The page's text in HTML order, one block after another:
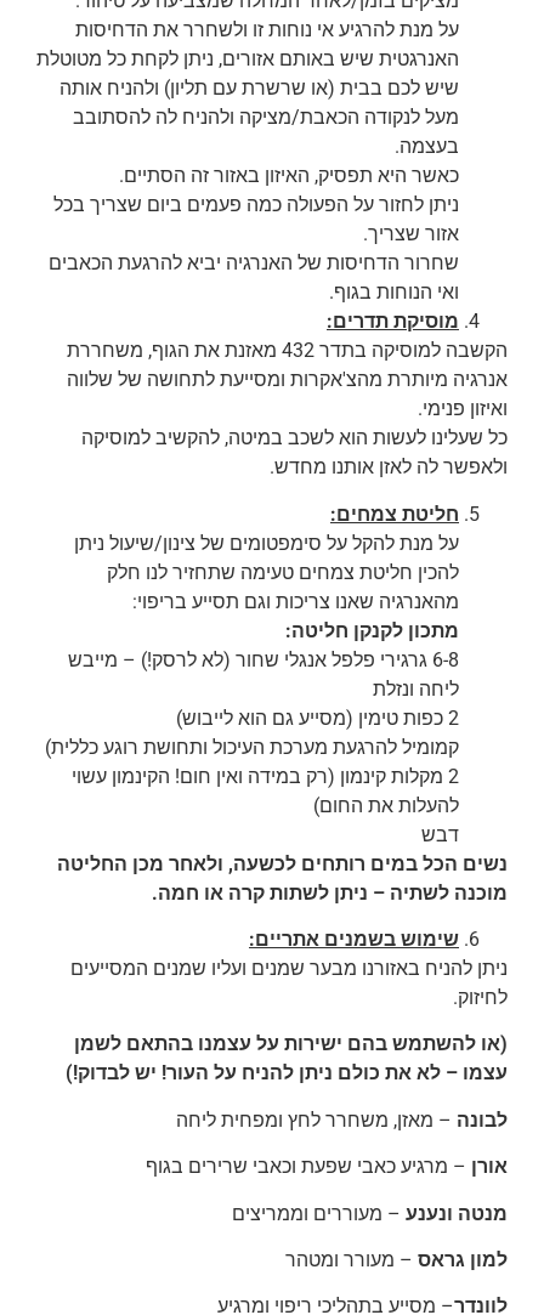
על מנת להרגיע אי נוחות זו ולשחרר את הדחיסות
האנרגטית שיש באותם אזורים, ניתן לקחת כל מטוטלת
שיש לכם בבית (או שרשרת עם תליון) ולהניח אותה
מעל לנקודה הכאבת/מציקה ולהניח לה להסתובב
בעצמה.
כאשר היא תפסיק, האיזון באזור זה הסתיים.
ניתן לחזור על הפעולה כמה פעמים ביום שצריך בכל
אזור שצריך.
שחרור הדחיסות של האנרגיה יביא להרגעת הכאבים
ואי הנוחות בגוף.
מוסיקת תדרים:
הקשבה למוסיקה בתדר 432 מאזנת את הגוף, משחררת
אנרגיה מיותרת מהצ'אקרות ומסייעת לתחושה של שלווה
ואיזון פנימי.
כל שעלינו לעשות הוא לשכב במיטה, להקשיב למוסיקה
ולאפשר לה לאזן אותנו מחדש.
חליטת צמחים:
על מנת להקל על סימפטומים של צינון/שיעול ניתן
להכין חליטת צמחים טעימה שתחזיר לנו חלק
מהאנרגיה שאנו צריכות וגם תסייע בריפוי:
מתכון לקנקן חליטה:
6-8 גרגירי פלפל אנגלי שחור (לא לרסק!) – מייבש
ליחה ונזלת
2 כפות טימין (מסייע גם הוא לייבוש)
קמומיל להרגעת מערכת העיכול ותחושת רוגע כללית)
2 מקלות קינמון (רק במידה ואין חום! הקינמון עשוי
להעלות את החום)
דבש
נשים הכל במים רותחים לכשעה, ולאחר מכן החליטה
מוכנה לשתיה – ניתן לשתות קרה או חמה.
שימוש בשמנים אתריים:
ניתן להניח באזורנו מבער שמנים ועליו שמנים המסייעים
לחיזוק.
(או להשתמש בהם ישירות על עצמנו בהתאם לשמן
עצמו – לא את כולם ניתן להניח על העור! יש לבדוק!)
לבונה – מאזן, משחרר לחץ ומפחית ליחה
אורן – מרגיע כאבי שפעת וכאבי שרירים בגוף
מנטה ונענע – מעוררים וממריצים
למון גראס – מעורר ומטהר
לוונדר– מסייע בתהליכי ריפוי ומרגיע